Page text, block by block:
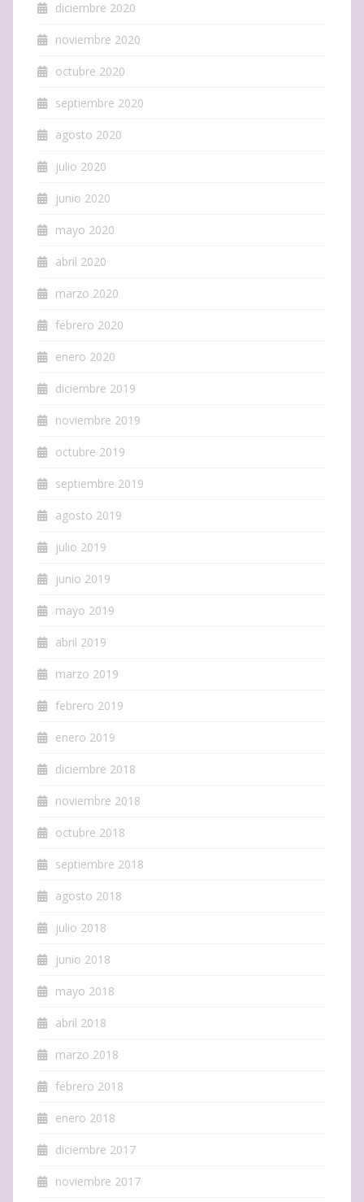
diciembre 2020
noviembre 2020
octubre 2020
septiembre 2020
agosto 2020
julio 2020
junio 2020
mayo 2020
abril 2020
marzo 2020
febrero 2020
enero 2020
diciembre 2019
noviembre 2019
octubre 2019
septiembre 2019
agosto 2019
julio 2019
junio 2019
mayo 2019
abril 2019
marzo 2019
febrero 2019
enero 2019
diciembre 2018
noviembre 2018
octubre 2018
septiembre 2018
agosto 2018
julio 2018
junio 2018
mayo 2018
abril 2018
marzo 2018
febrero 2018
enero 2018
diciembre 2017
noviembre 2017